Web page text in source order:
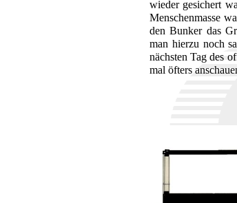
wieder gesichert
Menschenmasse
den Bunker das
man hierzu noch
nächsten Tag des
mal öfters